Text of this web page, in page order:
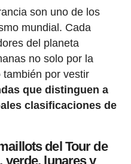
son uno de los
mundial. Cada
del planeta
no solo por la
por vestir
que distinguen a
clasificaciones de
del Tour de
verde, lunares y